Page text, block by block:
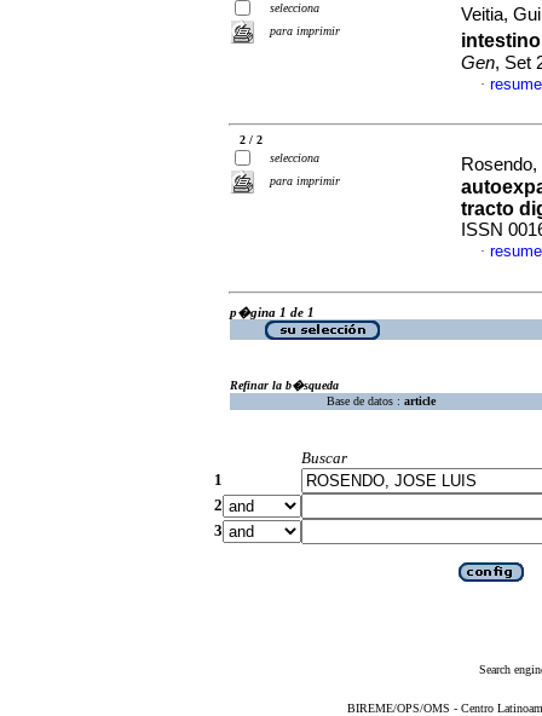
selecciona
para imprimir
Veitia,
Gen, Set
·
2 / 2
selecciona
para imprimir
tracto
ISSN
·
p�gina 1 de 1
Refinar la b�squeda
Base de datos : article
Buscar
1
2
3
Search
BIREME/OPS/OMS - Centro